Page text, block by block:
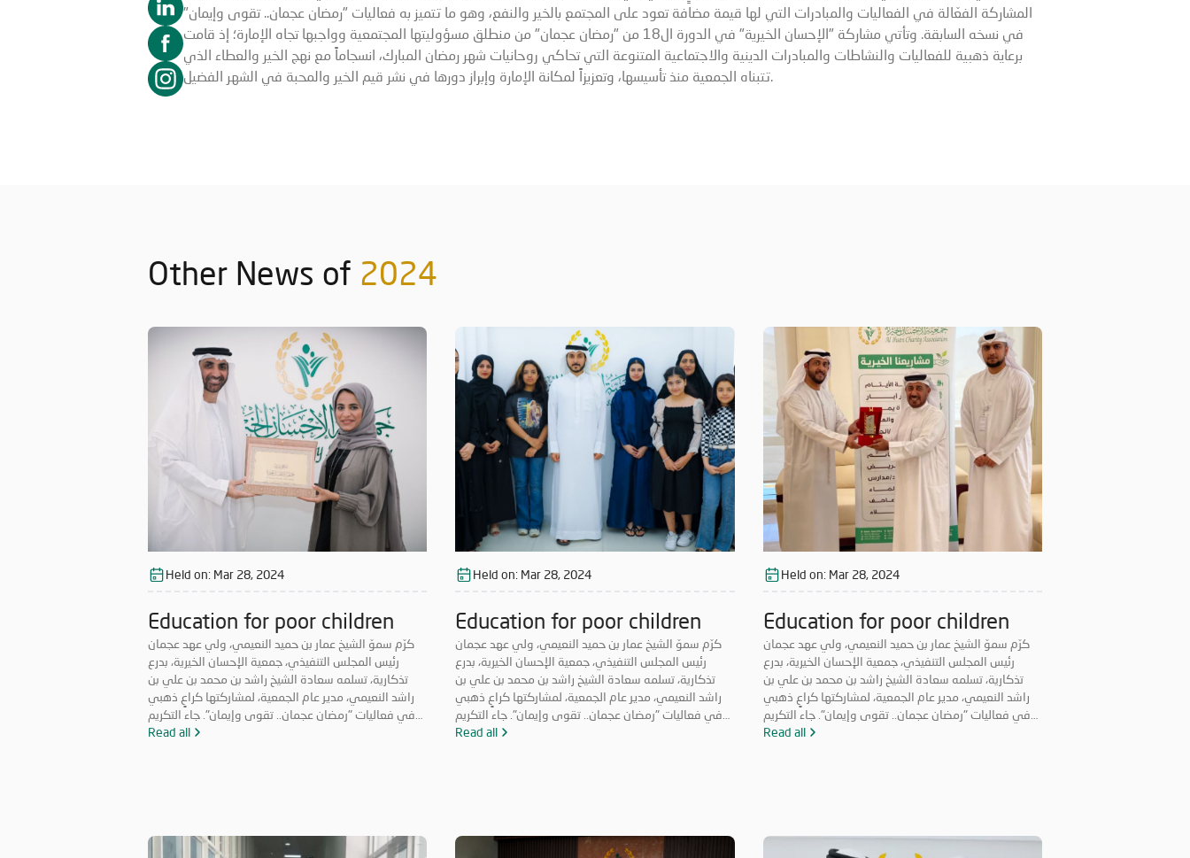
المشاركة الفعّالة في الفعاليات والمبادرات التي لها قيمة مضافة تعود على المجتمع بالخير والنفع، وهو ما تتميز به فعاليات "رمضان عجمان.. تقوى وإيمان"
في نسخه السابقة. وتأتي مشاركة "الإحسان الخيرية" في الدورة ال18 من "رمضان عجمان" من منطلق مسؤوليتها المجتمعية وواجبها تجاه الإمارة؛ إذ قامت
برعاية ذهبية للفعاليات والنشاطات والمبادرات الدينية والاجتماعية المتنوعة التي تحاكي روحانيات شهر رمضان المبارك، انسجاماً مع نهج الخير والعطاء الذي
تتبناه الجمعية منذ تأسيسها، وتعزيزاً لمكانة الإمارة وإبراز دورها في نشر قيم الخير والمحبة في الشهر الفضيل.
Other News of 2024
Held on: Mar 28, 2024
Education for poor children
كرّم سموّ الشيخ عمار بن حميد النعيمي، ولي عهد عجمان
رئيس المجلس التنفيذي، جمعية الإحسان الخيرية، بدرع
تذكارية، تسلمه سعادة الشيخ راشد بن محمد بن علي بن
راشد النعيمي، مدير عام الجمعية، لمشاركتها كراعٍ ذهبي
في فعاليات "رمضان عجمان.. تقوى وإيمان". جاء التكريم
في ظل حرص الجمعية على المشاركة الفعّالة في
قامت برعاية ذهبية للفعاليات والنشاطات والمبادرات
Read all
Held on: Mar 28, 2024
Education for poor children
كرّم سموّ الشيخ عمار بن حميد النعيمي، ولي عهد عجمان
رئيس المجلس التنفيذي، جمعية الإحسان الخيرية، بدرع
تذكارية، تسلمه سعادة الشيخ راشد بن محمد بن علي بن
راشد النعيمي، مدير عام الجمعية، لمشاركتها كراعٍ ذهبي
في فعاليات "رمضان عجمان.. تقوى وإيمان". جاء التكريم
في ظل حرص الجمعية على المشاركة الفعّالة في
قامت برعاية ذهبية للفعاليات والنشاطات والمبادرات
Read all
Held on: Mar 28, 2024
Education for poor children
كرّم سموّ الشيخ عمار بن حميد النعيمي، ولي عهد عجمان
رئيس المجلس التنفيذي، جمعية الإحسان الخيرية، بدرع
تذكارية، تسلمه سعادة الشيخ راشد بن محمد بن علي بن
راشد النعيمي، مدير عام الجمعية، لمشاركتها كراعٍ ذهبي
في فعاليات "رمضان عجمان.. تقوى وإيمان". جاء التكريم
في ظل حرص الجمعية على المشاركة الفعّالة في
قامت برعاية ذهبية للفعاليات والنشاطات والمبادرات
Read all